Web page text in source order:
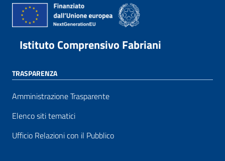
Istituto Comprensivo Fabriani
TRASPARENZA
Amministrazione Trasparente
Elenco siti tematici
Ufficio Relazioni con il Pubblico